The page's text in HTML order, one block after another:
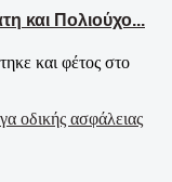
και Πολιούχο...
και φέτος στο